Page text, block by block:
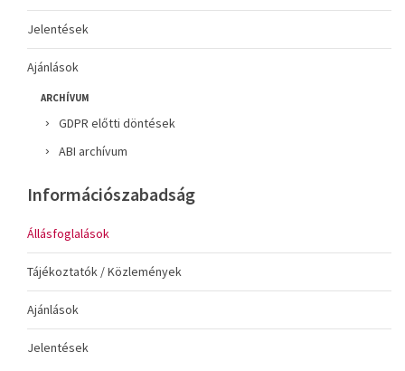
Jelentések
Ajánlások
ARCHÍVUM
GDPR előtti döntések
ABI archívum
Információszabadság
Állásfoglalások
Tájékoztatók / Közlemények
Ajánlások
Jelentések